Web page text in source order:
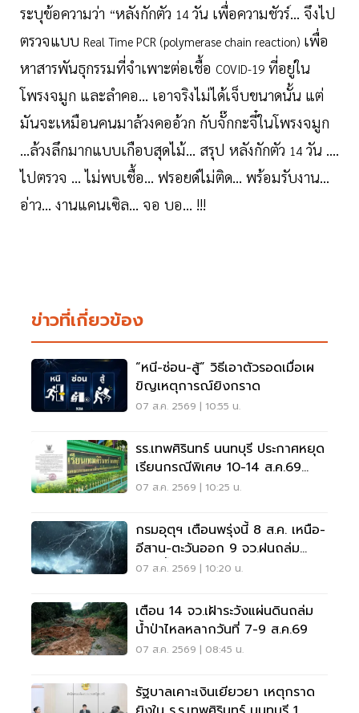
ระบุข้อความว่า “หลังกักตัว 14 วัน เพื่อความชัวร์... จึงไป
ตรวจแบบ Real Time PCR (polymerase chain reaction) เพื่อ
หาสารพันธุกรรมที่จำเพาะต่อเชื้อ COVID-19 ที่อยู่ใน
โพรงจมูก และลำคอ... เอาจริงไม่ได้เจ็บขนาดนั้น แต่
มันจะเหมือนคนมาล้วงคออ้วก กับจั๊กกะจี๋ในโพรงจมูก
...ล้วงลึกมากแบบเกือบสุดไม้... สรุป หลังกักตัว 14 วัน ....
ไปตรวจ ... ไม่พบเชื้อ... ฟรอยด์ไม่ติด... พร้อมรับงาน...
อ่าว... งานแคนเซิล... จอ บอ... !!!
ข่าวที่เกี่ยวข้อง
“หนี-ซ่อน-สู้” วิธีเอาตัวรอดเมื่อเผ
ขิญเหตุการณ์ยิงกราด
07 ส.ค. 2569 | 10:55 น.
รร.เทพศิรินทร์ นนทบุรี ประกาศหยุด
เรียนกรณีพิเศษ 10-14 ส.ค.69
หลังเหตุกราดยิง
07 ส.ค. 2569 | 10:25 น.
กรมอุตุฯ เตือนพรุ่งนี้ 8 ส.ค. เหนือ-
อีสาน-ตะวันออก 9 จว.ฝนถล่ม
ระวังน้ำท่วมฉับพลัน
07 ส.ค. 2569 | 10:20 น.
เตือน 14 จว.เฝ้าระวังแผ่นดินถล่ม
น้ำป่าไหลหลากวันที่ 7-9 ส.ค.69
07 ส.ค. 2569 | 08:45 น.
รัฐบาลเคาะเงินเยียวยา เหตุกราด